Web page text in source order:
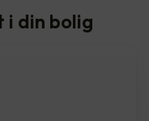
i din bolig